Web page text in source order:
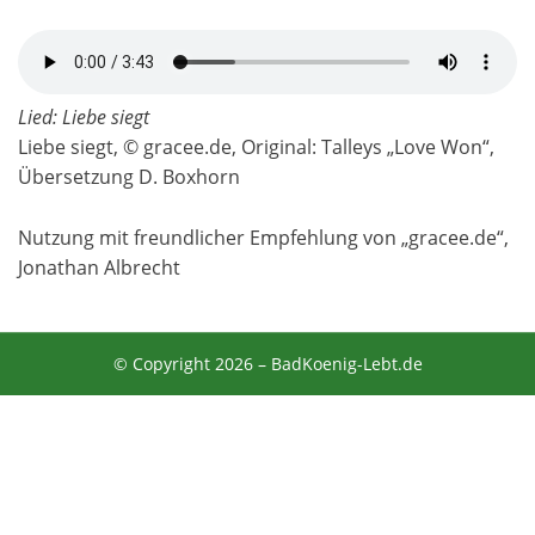
Lied: Liebe siegt
Liebe siegt, © gracee.de, Original: Talleys „Love Won“,
Übersetzung D. Boxhorn
Nutzung mit freundlicher Empfehlung von „gracee.de“,
Jonathan Albrecht
© Copyright 2026 – BadKoenig-Lebt.de
Anther Theme vonDesignOrbital⋅Powered byWordPress